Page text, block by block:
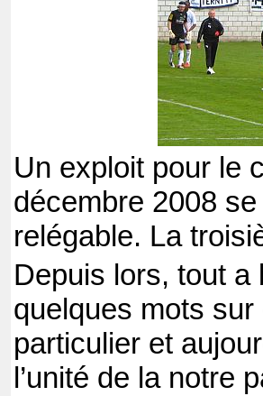
Un exploit pour le
décembre 2008
relégable. La
Depuis lors, tout a
quelques mots
particulier et
l’unité de la notre